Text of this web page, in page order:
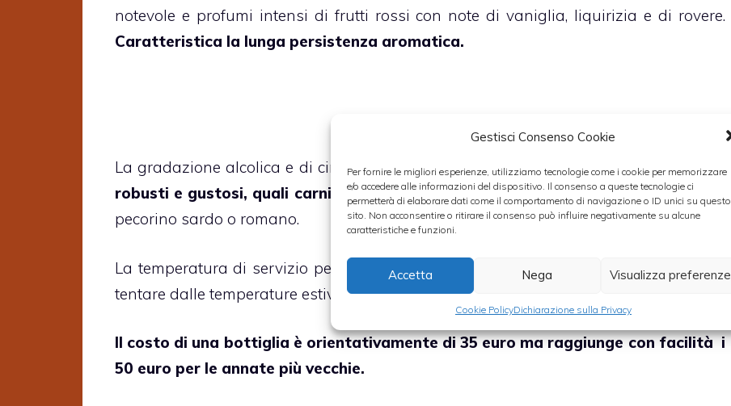
Gestisci Consenso Cookie
Per fornire le migliori esperienze, utilizziamo tecnologie come i cookie per memorizzare
e/o accedere alle informazioni del dispositivo. Il consenso a queste tecnologie ci
permetterà di elaborare dati come il comportamento di navigazione o ID unici su questo
sito. Non acconsentire o ritirare il consenso può influire negativamente su alcune
caratteristiche e funzioni.
Accetta Nega Visualizza preferenze
Cookie PolicyDichiarazione sulla Privacy
notevole e profumi intensi di frutti rossi con note di vaniglia, liquirizia e di rovere.
Caratteristica la lunga persistenza aromatica.
La gradazione alcolica e di circa 13°, quindi unvino da pasto da abbinare a piatti
robusti e gustosi, quali carni e brasati. Ottimo anche con formaggi gustosi quali il
pecorino sardo o romano.
La temperatura di servizio per questo Barbera D.O.C. è di 18° â€“ 20°, non lasciatevi
tentare dalle temperature estive enon mettete l`Uccellone in frigo
Il costo di una bottiglia è orientativamente di 35 euro ma raggiunge con facilità i
50 euro per le annate più vecchie.